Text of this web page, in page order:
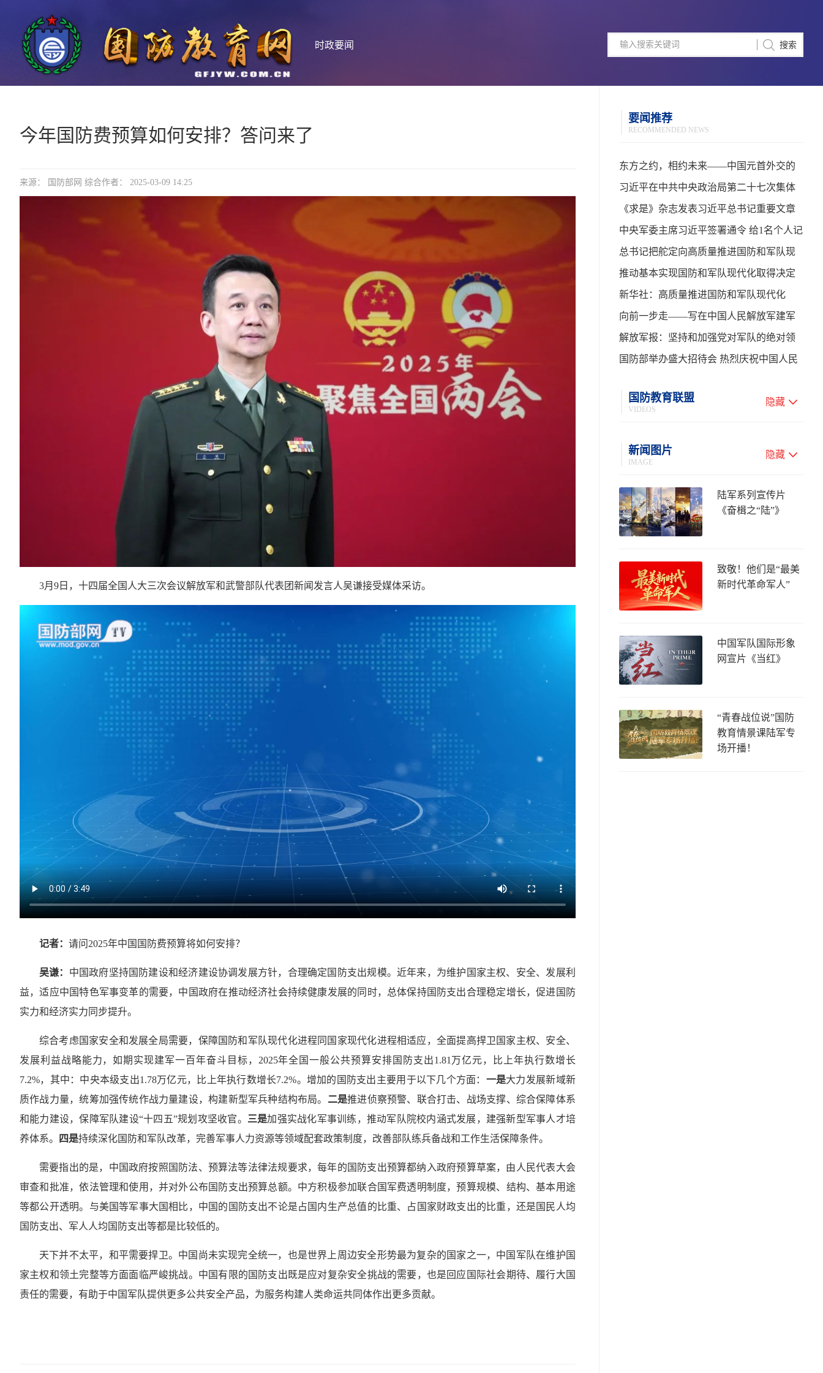
时政要闻
今年国防费预算如何安排？答问来了
来源： 国防部网 综合作者： 2025-03-09 14:25
3月9日，十四届全国人大三次会议解放军和武警部队代表团新闻发言人吴谦接受媒体采访。
记者： 请问2025年中国国防费预算将如何安排？
吴谦： 中国政府坚持国防建设和经济建设协调发展方针，合理确定国防支出规模。近年来，为维护国家主权、安全、发展利
益，适应中国特色军事变革的需要，中国政府在推动经济社会持续健康发展的同时，总体保持国防支出合理稳定增长，促进国防
实力和经济实力同步提升。
综合考虑国家安全和发展全局需要，保障国防和军队现代化进程同国家现代化进程相适应，全面提高捍卫国家主权、安全、
发展利益战略能力，如期实现建军一百年奋斗目标，2025年全国一般公共预算安排国防支出1.81万亿元，比上年执行数增长
7.2%，其中：中央本级支出1.78万亿元，比上年执行数增长7.2%。增加的国防支出主要用于以下几个方面： 一是大力发展新域新
质作战力量，统筹加强传统作战力量建设，构建新型军兵种结构布局。 二是推进侦察预警、联合打击、战场支撑、综合保障体系
和能力建设，保障军队建设“十四五”规划攻坚收官。 三是加强实战化军事训练，推动军队院校内涵式发展，建强新型军事人才培
养体系。
四是持续深化国防和军队改革，完善军事人力资源等领域配套政策制度，改善部队练兵备战和工作生活保障条件。
需要指出的是，中国政府按照国防法、预算法等法律法规要求，每年的国防支出预算都纳入政府预算草案，由人民代表大会
审查和批准，依法管理和使用，并对外公布国防支出预算总额。中方积极参加联合国军费透明制度，预算规模、结构、基本用途
等都公开透明。与美国等军事大国相比，中国的国防支出不论是占国内生产总值的比重、占国家财政支出的比重，还是国民人均
国防支出、军人人均国防支出等都是比较低的。
天下并不太平，和平需要捍卫。中国尚未实现完全统一，也是世界上周边安全形势最为复杂的国家之一，中国军队在维护国
家主权和领土完整等方面面临严峻挑战。中国有限的国防支出既是应对复杂安全挑战的需要，也是回应国际社会期待、履行大国
责任的需要，有助于中国军队提供更多公共安全产品，为服务构建人类命运共同体作出更多贡献。
要闻推荐
RECOMMENDED NEWS
东方之约，相约未来——中国元首外交的
世界情怀与大国气派
习近平在中共中央政治局第二十七次集体
学习时强调 强化政治引领 深化创新发展 高
质量推进国防和军队现代化
《求是》杂志发表习近平总书记重要文章
中央军委主席习近平签署通令 给1名个人记
功
总书记把舵定向高质量推进国防和军队现
代化
推动基本实现国防和军队现代化取得决定
性进展——学习贯彻习主席在中共中央政
治局第二十七次集体学习时的重要讲话
新华社：高质量推进国防和军队现代化
向前一步走——写在中国人民解放军建军
99周年之际
解放军报：坚持和加强党对军队的绝对领
导 高质量推进国防和军队现代化
国防部举办盛大招待会 热烈庆祝中国人民
国防教育联盟
VIDEOS
隐藏
新闻图片
IMAGE
隐藏
陆军系列宣传片
《奋楫之“陆”》
致敬！他们是“最美
新时代革命军人”
中国军队国际形象
网宣片《当红》
“青春战位说”国防
教育情景课陆军专
场开播！